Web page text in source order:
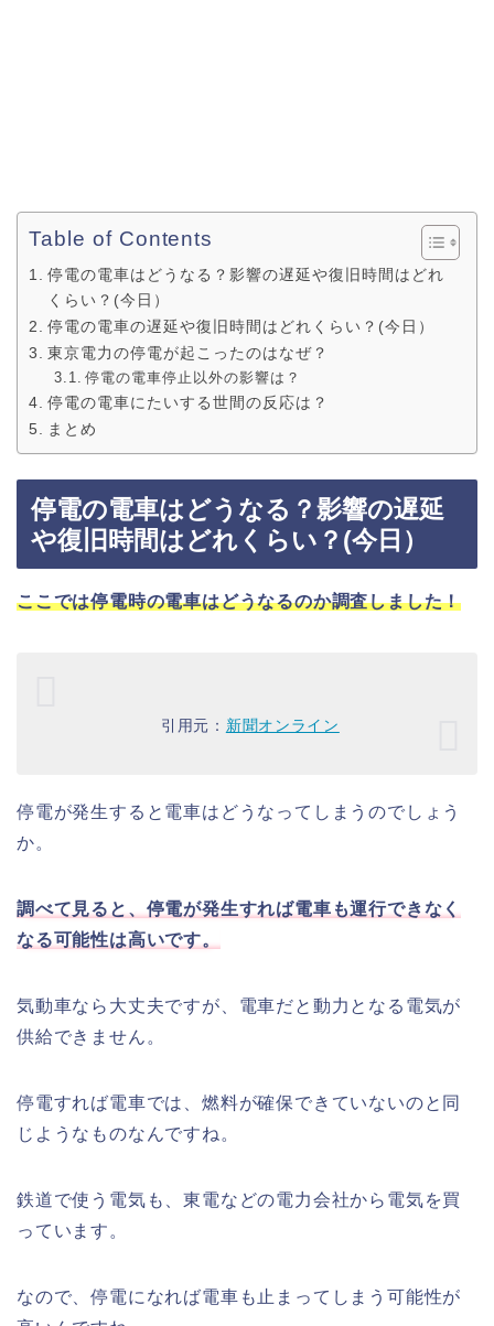
Table of Contents
停電の電車はどうなる？影響の遅延や復旧時間はどれ
くらい？(今日）
停電の電車の遅延や復旧時間はどれくらい？(今日）
東京電力の停電が起こったのはなぜ？
停電の電車停止以外の影響は？
停電の電車にたいする世間の反応は？
まとめ
停電の電車はどうなる？影響の遅延
や復旧時間はどれくらい？(今日）
ここでは停電時の電車はどうなるのか調査しました！
引用元： 新聞オンライン
停電が発生すると電車はどうなってしまうのでしょう
か。
調べて見ると、停電が発生すれば電車も運行できなく
なる可能性は高いです。
気動車なら大丈夫ですが、電車だと動力となる電気が
供給できません。
停電すれば電車では、燃料が確保できていないのと同
じようなものなんですね。
鉄道で使う電気も、東電などの電力会社から電気を買
っています。
なので、停電になれば電車も止まってしまう可能性が